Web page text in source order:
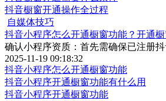
抖音橱窗开通操作全过程
自媒体技巧
抖音小程序怎么开通橱窗功能？开通
确认小程序资质：首先需确保已注册
2025-11-19 09:18:32
抖音小程序怎么开通橱窗功能
抖音小程序开通橱窗功能有什么用
抖音小程序开通橱窗功能